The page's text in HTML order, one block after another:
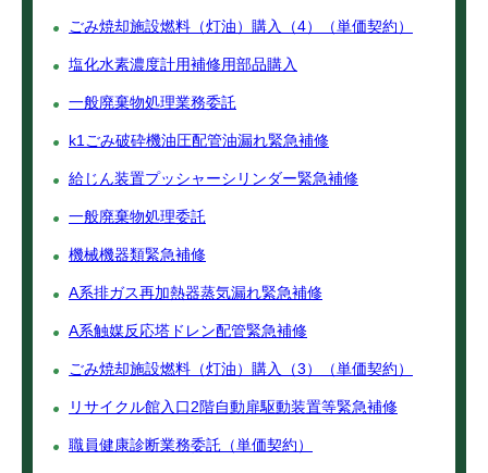
ごみ焼却施設燃料（灯油）購入（4）（単価契約）
塩化水素濃度計用補修用部品購入
一般廃棄物処理業務委託
k1ごみ破砕機油圧配管油漏れ緊急補修
給じん装置プッシャーシリンダー緊急補修
一般廃棄物処理委託
機械機器類緊急補修
A系排ガス再加熱器蒸気漏れ緊急補修
A系触媒反応塔ドレン配管緊急補修
ごみ焼却施設燃料（灯油）購入（3）（単価契約）
リサイクル館入口2階自動扉駆動装置等緊急補修
職員健康診断業務委託（単価契約）